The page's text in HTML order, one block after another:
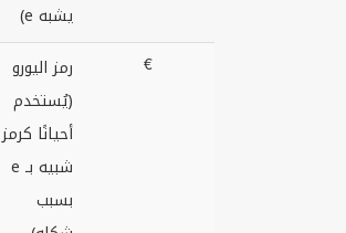
يشبه e)
€
رمز اليورو
(يُستخدم
أحيانًا كرمز
شبيه بـ e
بسبب